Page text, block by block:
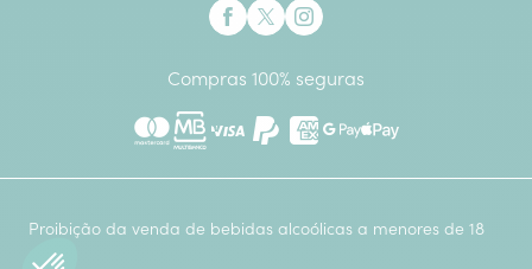
Compras 100% seguras
MastercardMultibancoPaypalAmerican Express
Google Pay
Apple Pay
Proibição da venda de bebidas alcoólicas a menores de 18
anos.